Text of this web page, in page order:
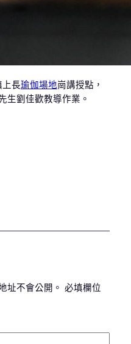
上長瑜伽場地崗講授點，
生劉佳歡教導作業。
址不會公開。 必填欄位